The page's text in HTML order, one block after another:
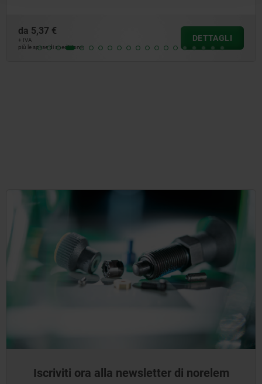
da 5,37 €
+ IVA
più le spese di spedizione
DETTAGLI
Iscriviti ora alla newsletter di norelem